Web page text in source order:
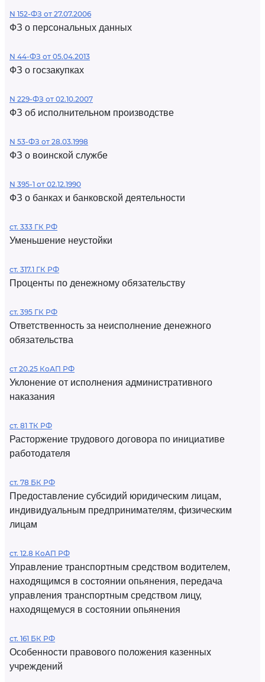
N 152-ФЗ от 27.07.2006
ФЗ о персональных данных
N 44-ФЗ от 05.04.2013
ФЗ о госзакупках
N 229-ФЗ от 02.10.2007
ФЗ об исполнительном производстве
N 53-ФЗ от 28.03.1998
ФЗ о воинской службе
N 395-1 от 02.12.1990
ФЗ о банках и банковской деятельности
ст. 333 ГК РФ
Уменьшение неустойки
ст. 317.1 ГК РФ
Проценты по денежному обязательству
ст. 395 ГК РФ
Ответственность за неисполнение денежного
обязательства
ст 20.25 КоАП РФ
Уклонение от исполнения административного
наказания
ст. 81 ТК РФ
Расторжение трудового договора по инициативе
работодателя
ст. 78 БК РФ
Предоставление субсидий юридическим лицам,
индивидуальным предпринимателям, физическим
лицам
ст. 12.8 КоАП РФ
Управление транспортным средством водителем,
находящимся в состоянии опьянения, передача
управления транспортным средством лицу,
находящемуся в состоянии опьянения
ст. 161 БК РФ
Особенности правового положения казенных
учреждений